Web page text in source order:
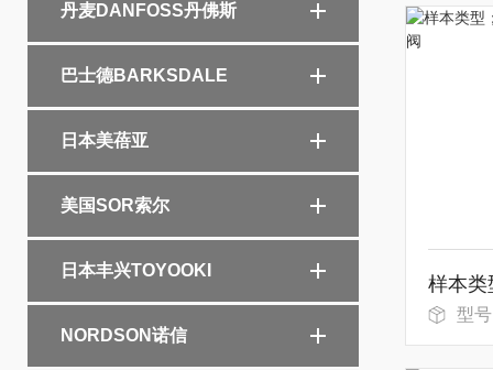
丹麦DANFOSS丹佛斯
巴士德BARKSDALE
日本美蓓亚
美国SOR索尔
日本丰兴TOYOOKI
NORDSON诺信
型